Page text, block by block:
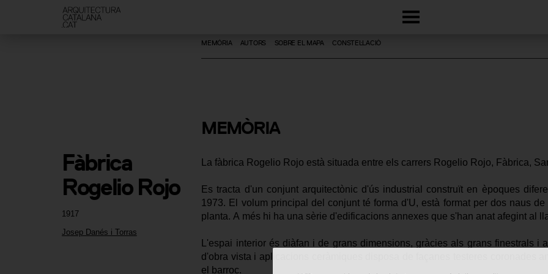
1917
Josep Danés i Torras
Fàbrica
Rogelio Rojo
MEMÒRIA AUTORS SOBRE EL MAPA CONSTEL·LACIÓ
MEMÒRIA
La fàbrica Rogelio Rojo està situada entre els carrers Rogelio Rojo, Fàbrica,
Es tracta d'un conjunt arquitectònic d'ús industrial construït en èpoques
1973. El volum principal del conjunt té forma d'U, està format per dos naus
planta. A més hi ha una sèrie d'edificacions annexes que s'han anat afegint al
L'espai interior és diàfan i de grans dimensions, gràcies als grans finestrals i
d'obra vista i aplicacions ceràmiques disposa de façanes testeres coronades
el barroc.